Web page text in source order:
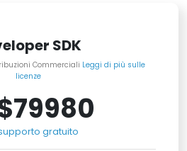
SDK
Commerciali Leggi di più sulle
licenze
gratuito